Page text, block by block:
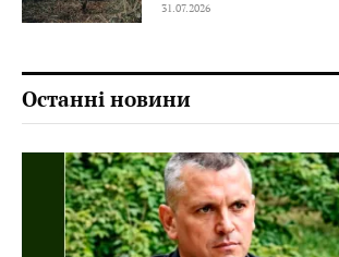
31.07.2026
Останні новини